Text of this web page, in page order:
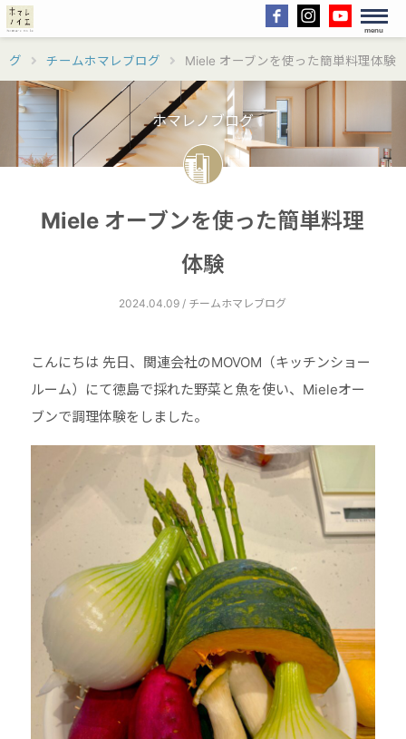
menu
グ チームホマレブログ Miele オーブンを使った簡単料理体験
ホマレノブログ
Miele オーブンを使った簡単料理
体験
2024.04.09 / チームホマレブログ
こんにちは 先日、関連会社のMOVOM（キッチンショー
ルーム）にて徳島で採れた野菜と魚を使い、Mieleオー
ブンで調理体験をしました。